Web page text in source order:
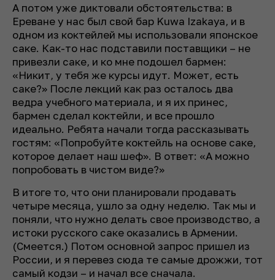
А потом уже диктовали обстоятельства: в
Ереване у нас был свой бар Kuwa Izakaya, и в
одном из коктейлей мы использовали японское
саке. Как-то нас подставили поставщики – не
привезли саке, и ко мне подошел бармен:
«Никит, у тебя же курсы идут. Может, есть
саке?» После лекций как раз осталось два
ведра учебного материала, и я их принес,
бармен сделал коктейли, и все прошло
идеально. Ребята начали тогда рассказывать
гостям: «Попробуйте коктейль на основе саке,
которое делает наш шеф». В ответ: «А можно
попробовать в чистом виде?»
В итоге то, что они планировали продавать
четыре месяца, ушло за одну неделю. Так мы и
поняли, что нужно делать свое производство, а
истоки русского саке оказались в Армении.
(Смеется.) Потом основной запрос пришел из
России, и я перевез сюда те самые дрожжи, тот
самый кодзи – и начал все сначала.